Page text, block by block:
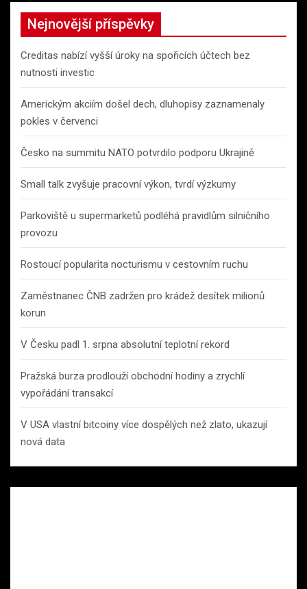
Nejnovější příspěvky
Creditas nabízí vyšší úroky na spořicích účtech bez
nutnosti investic
Americkým akciím došel dech, dluhopisy zaznamenaly
pokles v červenci
Česko na summitu NATO potvrdilo podporu Ukrajině
Small talk zvyšuje pracovní výkon, tvrdí výzkumy
Parkoviště u supermarketů podléhá pravidlům silničního
provozu
Rostoucí popularita nocturismu v cestovním ruchu
Zaměstnanec ČNB zadržen pro krádež desítek milionů
korun
V Česku padl 1. srpna absolutní teplotní rekord
Pražská burza prodlouží obchodní hodiny a zrychlí
vypořádání transakcí
V USA vlastní bitcoiny více dospělých než zlato, ukazují
nová data